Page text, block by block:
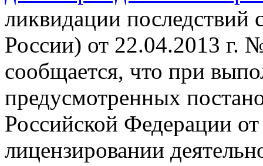
ликвидации
России) от 22.04.2013 г.
сообщается, что при
предусмотренных
Российской Федерации
лицензировании